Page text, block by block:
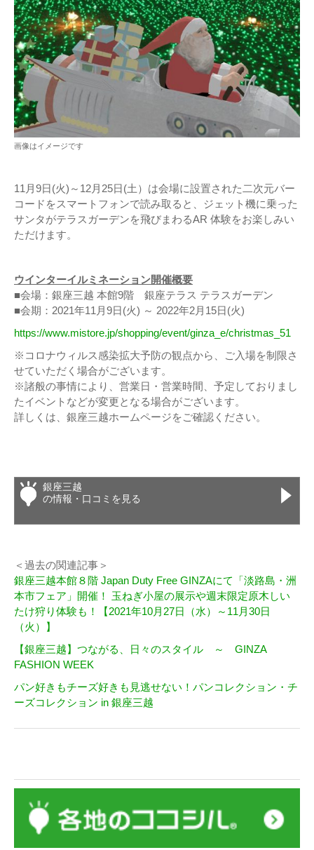
画像はイメージです
11月9日(火)～12月25日(土）は会場に設置された二次元バー
コードをスマートフォンで読み取ると、ジェット機に乗った
サンタがテラスガーデンを飛びまわるAR 体験をお楽しみい
ただけます。
ウインターイルミネーション開催概要
■会場：銀座三越 本館9階 銀座テラス テラスガーデン
■会期：2021年11月9日(火) ～ 2022年2月15日(火)
https://www.mistore.jp/shopping/event/ginza_e/christmas_51
※コロナウィルス感染拡大予防の観点から、ご入場を制限さ
せていただく場合がございます。
※諸般の事情により、営業日・営業時間、予定しておりまし
たイベントなどが変更となる場合がございます。
詳しくは、銀座三越ホームページをご確認ください。
銀座三越
の情報・口コミを見る
＜過去の関連記事＞
銀座三越本館８階 Japan Duty Free GINZAにて「淡路島・洲
本市フェア」開催！ 玉ねぎ小屋の展示や週末限定原木しい
たけ狩り体験も！【2021年10月27日（水）～11月30日
（火）】
【銀座三越】つながる、日々のスタイル ～ GINZA
FASHION WEEK
パン好きもチーズ好きも見逃せない！パンコレクション・チ
ーズコレクション in 銀座三越